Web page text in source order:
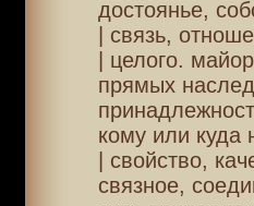
достоянье,
| связь,
| целого.
прямых
кому или куда
| свойство,
связное,